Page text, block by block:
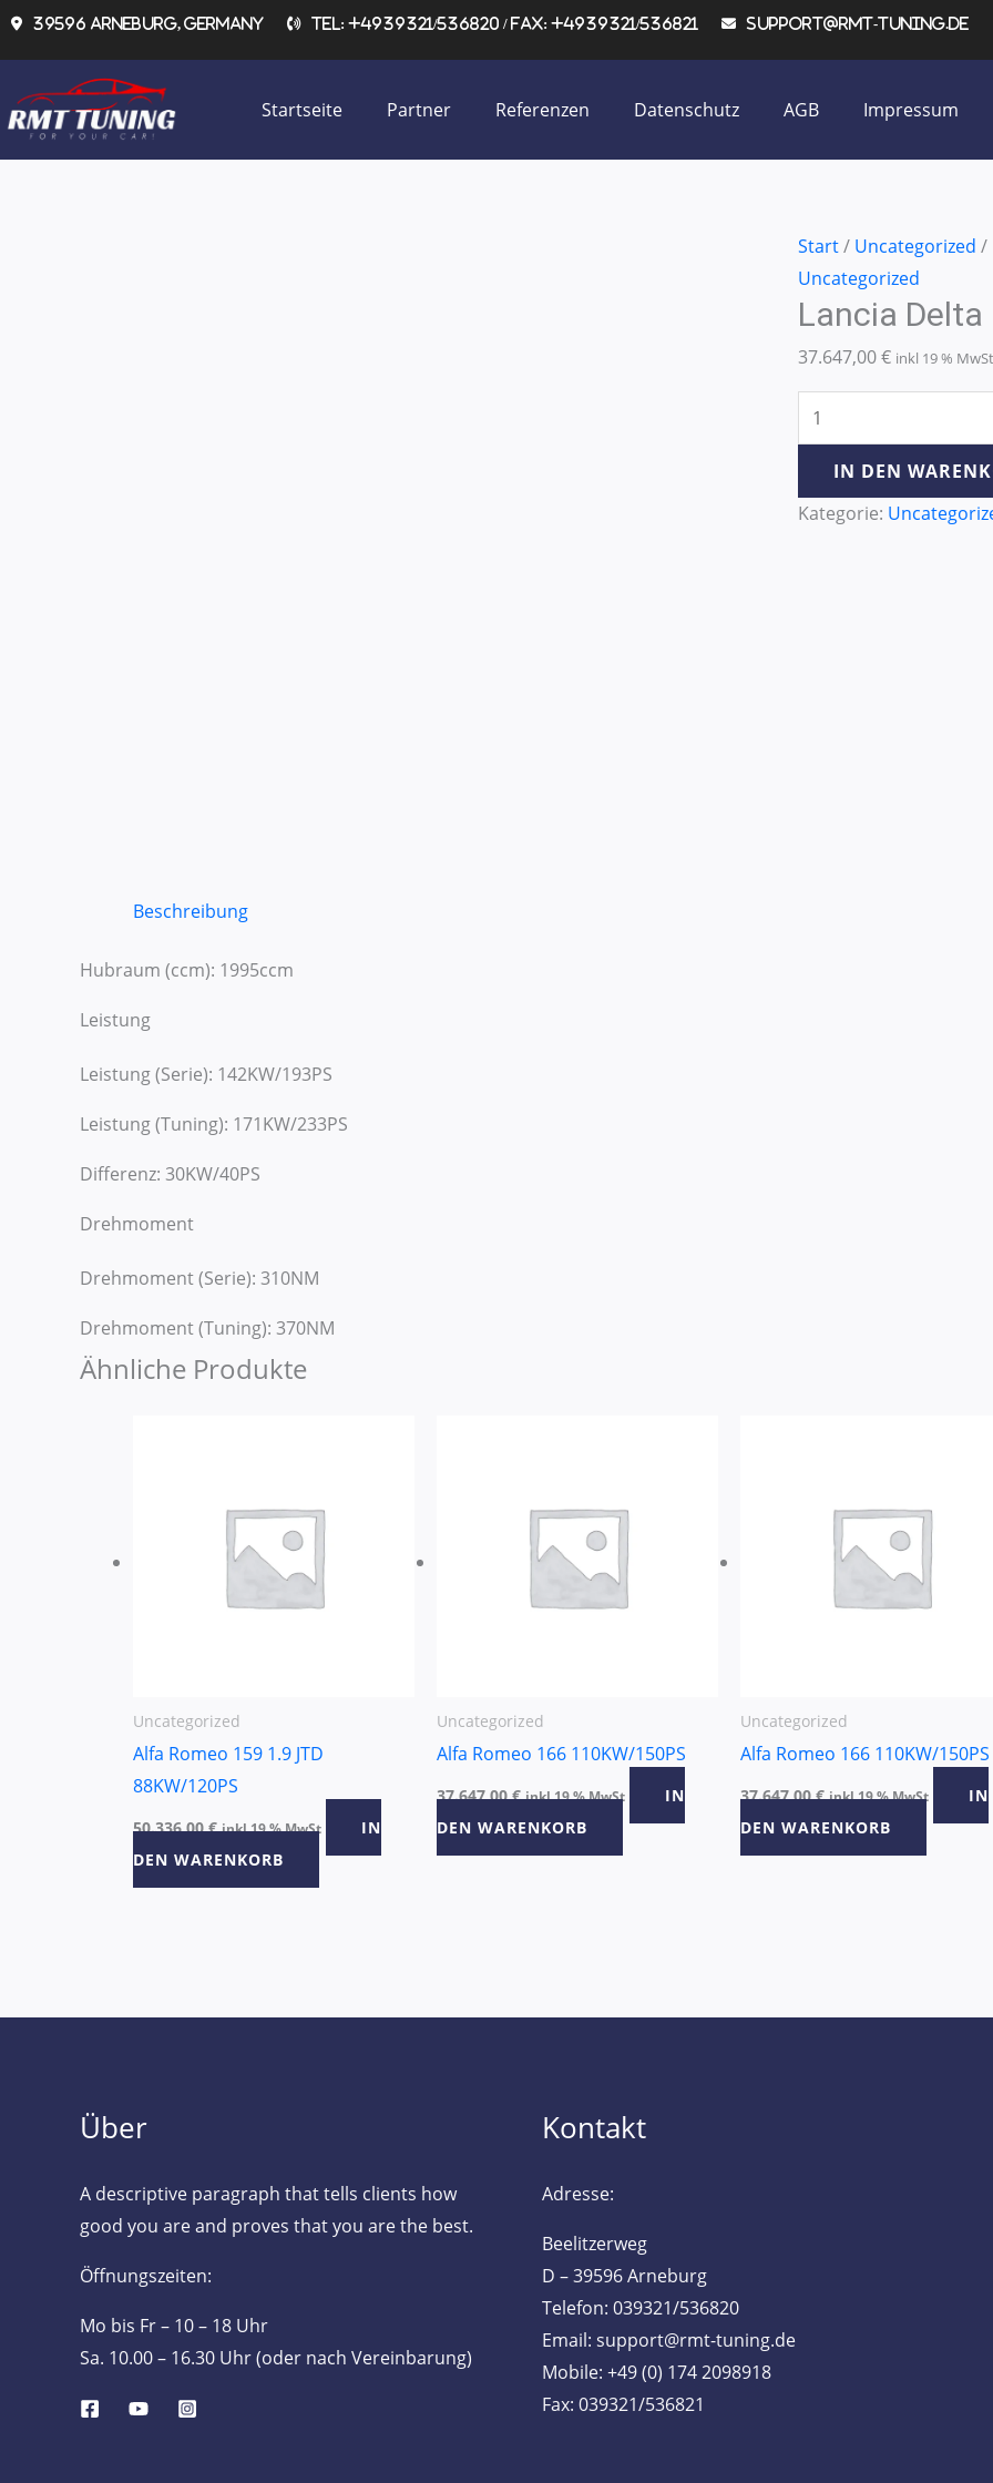
Zum39596 Arneburg, Germany Tel: +4939321/536820 / Fax: +4939321/536821 support@rmt-tuning.de
Startseite Partner Referenzen Datenschutz AGB Impressum
Start/ Uncategorized /
Uncategorized
Lancia Delta
37.647,00€ inkl 19 % MwSt
Lancia
Delta
II
HF
142KW/193PS
MengeIN DEN
Kategorie:
Beschreibung
Hubraum (ccm): 1995ccm
Leistung
Leistung (Serie): 142KW/193PS
Leistung (Tuning): 171KW/233PS
Differenz: 30KW/40PS
Drehmoment
Drehmoment (Serie): 310NM
Drehmoment (Tuning): 370NM
Ähnliche Produkte
Uncategorized
Alfa Romeo 159 1.9 JTD
88KW/120PS
50.336,00€ inkl 19 % MwSt
IN
DEN WARENKORB
Uncategorized
Alfa Romeo 166 110KW/150PS
37.647,00€ inkl 19 % MwSt
IN
DEN WARENKORB
Uncategorized
Alfa Romeo 166 110KW/150PS
37.647,00€ inkl 19 % MwSt
IN
DEN WARENKORB
Über
A descriptive paragraph that tells clients how
good you are and proves that you are the best.
Öffnungszeiten:
Mo bis Fr – 10 – 18 Uhr
Sa. 10.00 – 16.30 Uhr (oder nach Vereinbarung)
Kontakt
Adresse:
Beelitzerweg
D – 39596 Arneburg
Telefon: 039321/536820
Email: support@rmt-tuning.de
Mobile: +49 (0) 174 2098918
Fax: 039321/536821